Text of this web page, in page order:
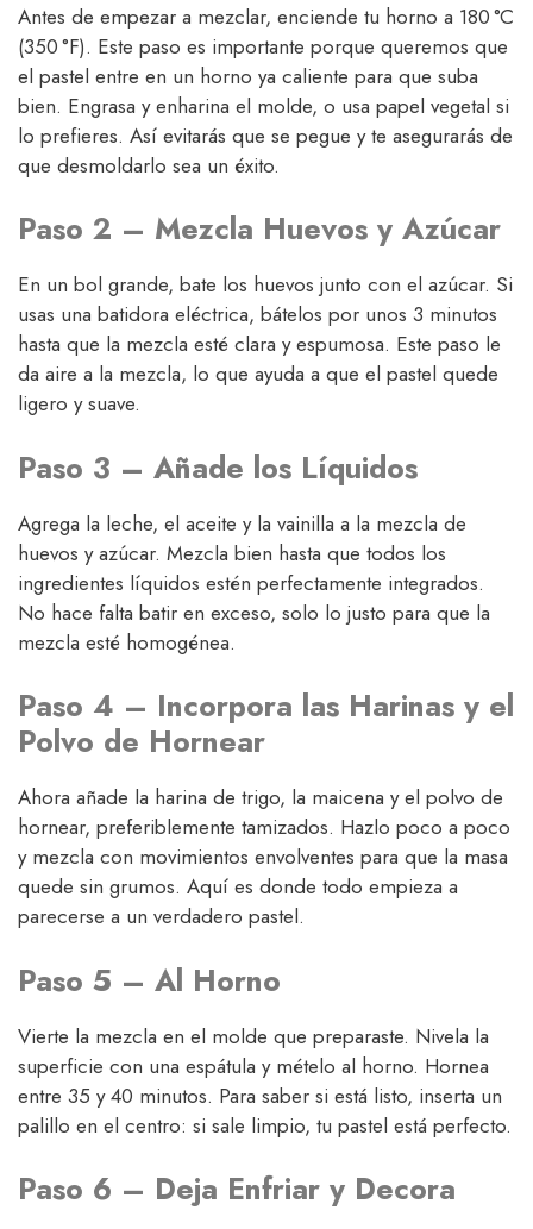
Antes de empezar a mezclar, enciende tu horno a 180 °C
(350 °F). Este paso es importante porque queremos que
el pastel entre en un horno ya caliente para que suba
bien. Engrasa y enharina el molde, o usa papel vegetal si
lo prefieres. Así evitarás que se pegue y te asegurarás de
que desmoldarlo sea un éxito.
Paso 2 – Mezcla Huevos y Azúcar
En un bol grande, bate los huevos junto con el azúcar. Si
usas una batidora eléctrica, bátelos por unos 3 minutos
hasta que la mezcla esté clara y espumosa. Este paso le
da aire a la mezcla, lo que ayuda a que el pastel quede
ligero y suave.
Paso 3 – Añade los Líquidos
Agrega la leche, el aceite y la vainilla a la mezcla de
huevos y azúcar. Mezcla bien hasta que todos los
ingredientes líquidos estén perfectamente integrados.
No hace falta batir en exceso, solo lo justo para que la
mezcla esté homogénea.
Paso 4 – Incorpora las Harinas y el
Polvo de Hornear
Ahora añade la harina de trigo, la maicena y el polvo de
hornear, preferiblemente tamizados. Hazlo poco a poco
y mezcla con movimientos envolventes para que la masa
quede sin grumos. Aquí es donde todo empieza a
parecerse a un verdadero pastel.
Paso 5 – Al Horno
Vierte la mezcla en el molde que preparaste. Nivela la
superficie con una espátula y mételo al horno. Hornea
entre 35 y 40 minutos. Para saber si está listo, inserta un
palillo en el centro: si sale limpio, tu pastel está perfecto.
Paso 6 – Deja Enfriar y Decora